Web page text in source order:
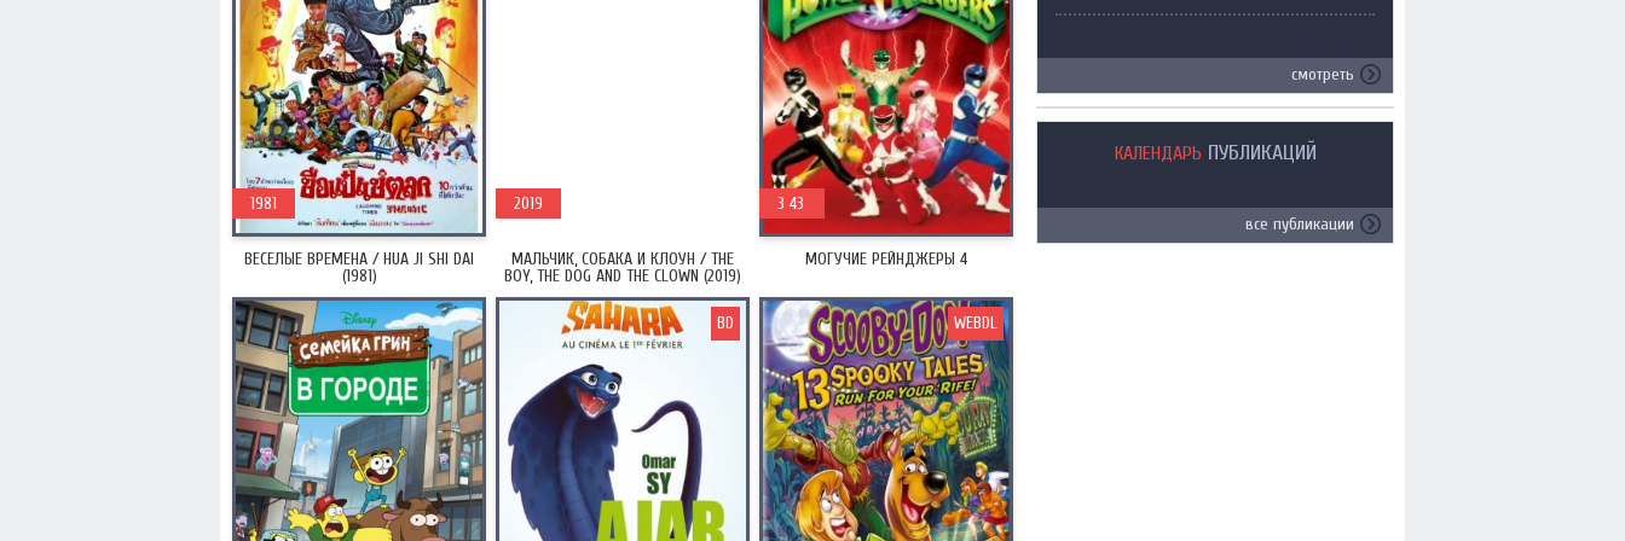
ВЕСЕЛЫЕ ВРЕМЕНА / HUA JI SHI DAI
(1981)
1981
МАЛЬЧИК, СОБАКА И КЛОУН / THE
BOY, THE DOG AND THE CLOWN (2019)
2019
МОГУЧИЕ РЕЙНДЖЕРЫ 4
1993
3 43
BD WEBDL
смотреть
КАЛЕНДАРЬ ПУБЛИКАЦИЙ
все публикации